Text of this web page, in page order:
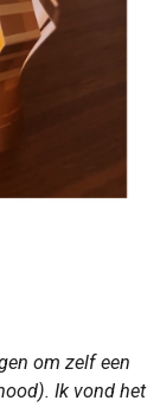
om zelf een
Ik vond het